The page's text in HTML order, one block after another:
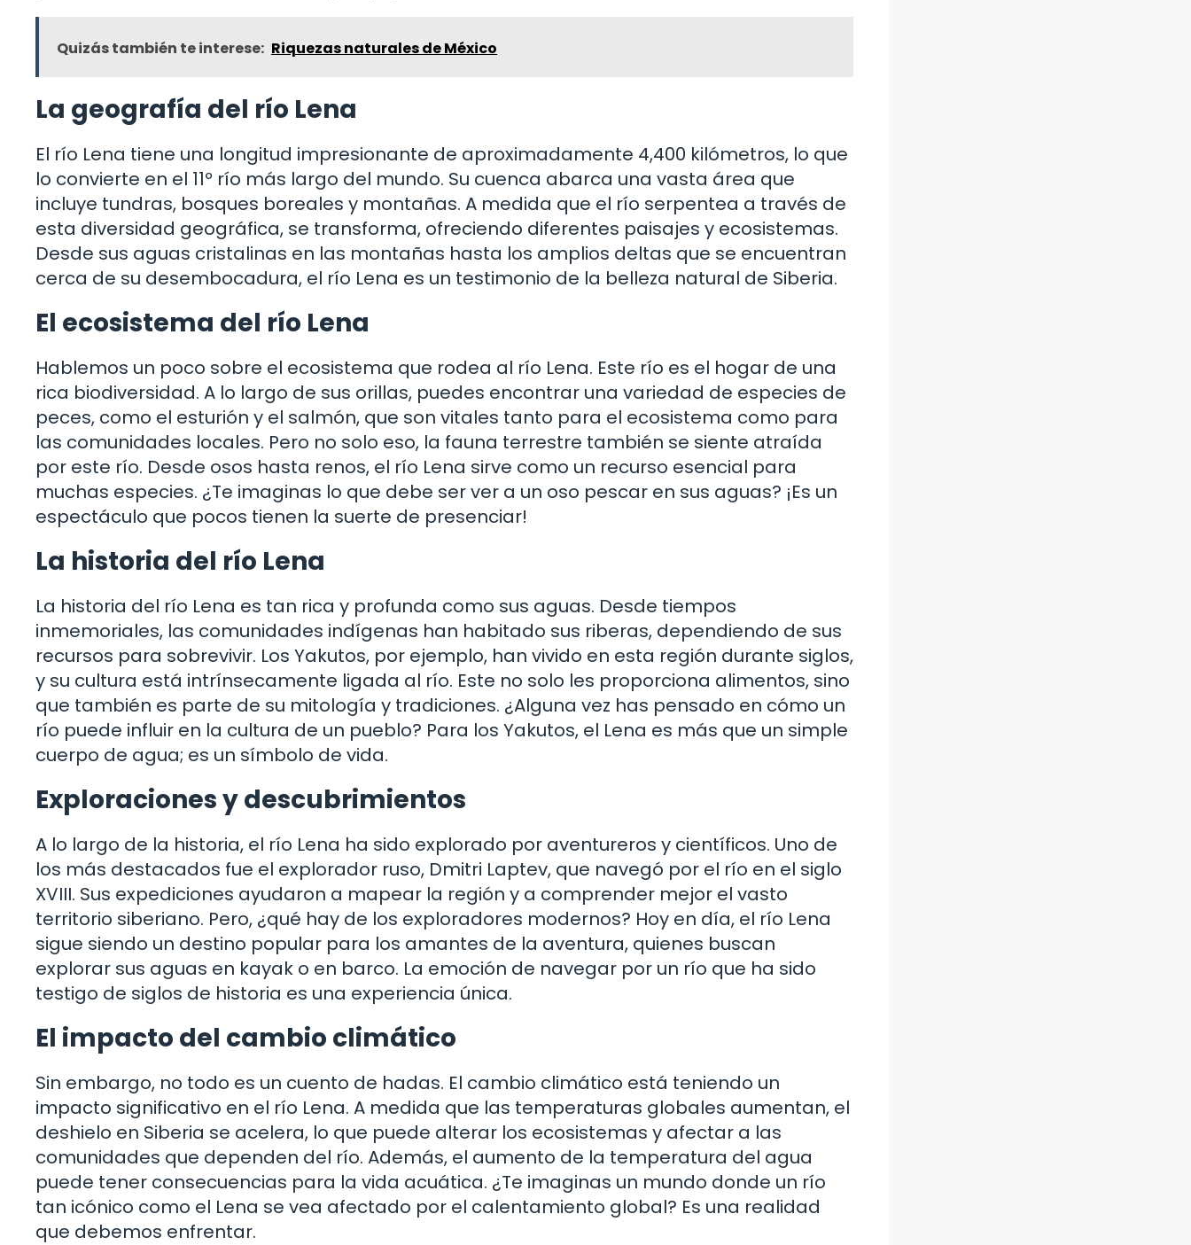
Quizás también te interese: Riquezas naturales de México
La geografía del río Lena
El río Lena tiene una longitud impresionante de aproximadamente 4,400 kilómetros, lo que
lo convierte en el 11º río más largo del mundo. Su cuenca abarca una vasta área que
incluye tundras, bosques boreales y montañas. A medida que el río serpentea a través de
esta diversidad geográfica, se transforma, ofreciendo diferentes paisajes y ecosistemas.
Desde sus aguas cristalinas en las montañas hasta los amplios deltas que se encuentran
cerca de su desembocadura, el río Lena es un testimonio de la belleza natural de Siberia.
El ecosistema del río Lena
Hablemos un poco sobre el ecosistema que rodea al río Lena. Este río es el hogar de una
rica biodiversidad. A lo largo de sus orillas, puedes encontrar una variedad de especies de
peces, como el esturión y el salmón, que son vitales tanto para el ecosistema como para
las comunidades locales. Pero no solo eso, la fauna terrestre también se siente atraída
por este río. Desde osos hasta renos, el río Lena sirve como un recurso esencial para
muchas especies. ¿Te imaginas lo que debe ser ver a un oso pescar en sus aguas? ¡Es un
espectáculo que pocos tienen la suerte de presenciar!
La historia del río Lena
La historia del río Lena es tan rica y profunda como sus aguas. Desde tiempos
inmemoriales, las comunidades indígenas han habitado sus riberas, dependiendo de sus
recursos para sobrevivir. Los Yakutos, por ejemplo, han vivido en esta región durante siglos,
y su cultura está intrínsecamente ligada al río. Este no solo les proporciona alimentos, sino
que también es parte de su mitología y tradiciones. ¿Alguna vez has pensado en cómo un
río puede influir en la cultura de un pueblo? Para los Yakutos, el Lena es más que un simple
cuerpo de agua; es un símbolo de vida.
Exploraciones y descubrimientos
A lo largo de la historia, el río Lena ha sido explorado por aventureros y científicos. Uno de
los más destacados fue el explorador ruso, Dmitri Laptev, que navegó por el río en el siglo
XVIII. Sus expediciones ayudaron a mapear la región y a comprender mejor el vasto
territorio siberiano. Pero, ¿qué hay de los exploradores modernos? Hoy en día, el río Lena
sigue siendo un destino popular para los amantes de la aventura, quienes buscan
explorar sus aguas en kayak o en barco. La emoción de navegar por un río que ha sido
testigo de siglos de historia es una experiencia única.
El impacto del cambio climático
Sin embargo, no todo es un cuento de hadas. El cambio climático está teniendo un
impacto significativo en el río Lena. A medida que las temperaturas globales aumentan, el
deshielo en Siberia se acelera, lo que puede alterar los ecosistemas y afectar a las
comunidades que dependen del río. Además, el aumento de la temperatura del agua
puede tener consecuencias para la vida acuática. ¿Te imaginas un mundo donde un río
tan icónico como el Lena se vea afectado por el calentamiento global? Es una realidad
que debemos enfrentar.